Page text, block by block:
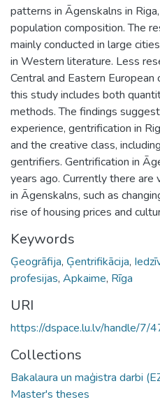
patterns in Āgenskalns in
population composition. The
mainly conducted in large
in Western literature. Less
Central and Eastern
this study includes both
methods. The findings
experience, gentrification in
and the creative class,
gentrifiers. Gentrification in
years ago. Currently there are
in Āgenskalns, such as
rise of housing prices and
Keywords
Ģeogrāfija, Ģentrifikācija,
profesijas, Apkaime, Rīga
URI
https://dspace.lu.lv/handle/7/
Collections
Bakalaura un maģistra darbi
Master's theses